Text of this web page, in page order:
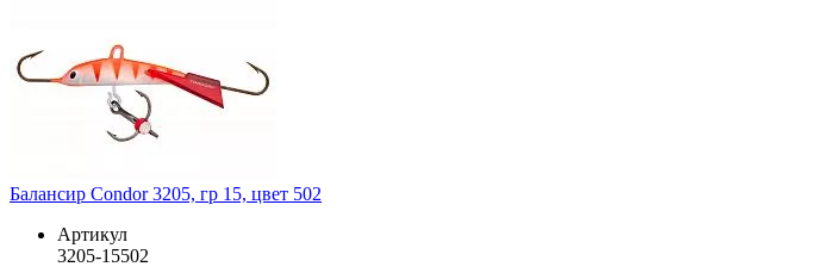
Балансир Condor 3205, гр 15, цвет 502
Артикул
3205-15502